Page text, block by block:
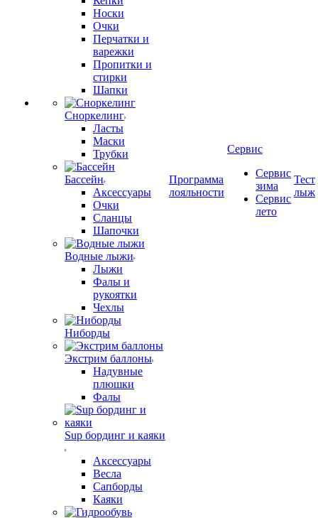
Носки
Очки
Перчатки и
варежки
Пропитки и
стирки
Шапки
Сноркелинг
Ласты
Маски
Трубки
Бассейн
Аксессуары
Очки
Сланцы
Шапочки
Водные лыжи
Лыжи
Фалы и
рукоятки
Чехлы
Ниборды
Экстрим баллоны
Надувные
плюшки
Фалы
Sup бординг и каяки
Аксессуары
Весла
Сапборды
Каяки
Программа
лояльности
Сервис
Сервис
зима
Сервис
лето
Тест
лыж